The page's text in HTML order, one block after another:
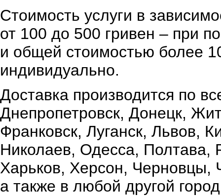
Стоимость услуги в
от 100 до 500 гривен – при
и общей стоимостью более
индивидуально.
Доставка производится по
Днепропетровск, Донецк,
Франковск, Луганск, Львов,
Николаев, Одесса,
Харьков, Херсон, Черновцы,
а также в любой другой